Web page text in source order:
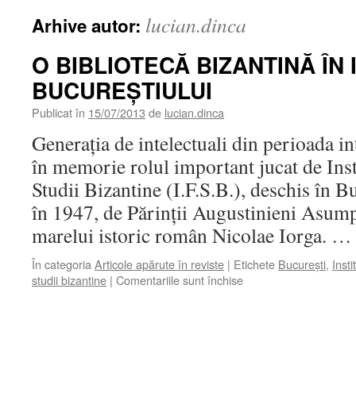
Arhive autor: lucian.dinca
O BIBLIOTECĂ BIZANTINĂ ÎN
BUCUREŞTIULUI
Publicat în 15/07/2013 de lucian.dinca
Generaţia de intelectuali din perioada
în memorie rolul important jucat de
Studii Bizantine (I.F.S.B.), deschis în
în 1947, de Părinţii Augustinieni
marelui istoric român Nicolae Iorga. …
În categoria Articole apărute în reviste | Etichete Bucureşti,
studii bizantine | Comentariile sunt închisepentru